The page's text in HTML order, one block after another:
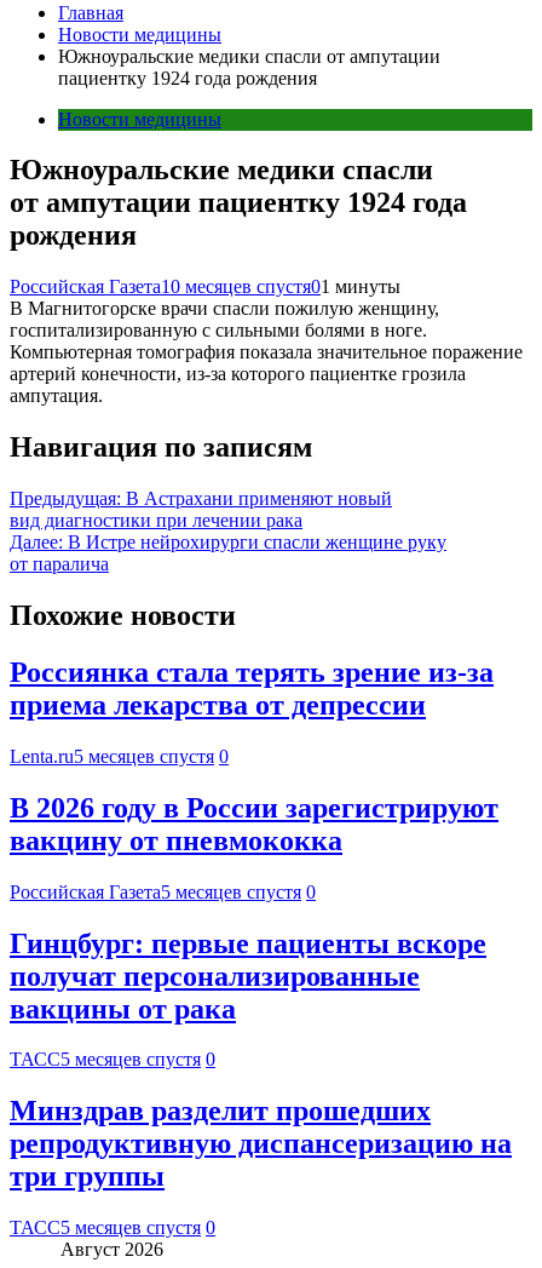
Главная
Новости медицины
Южноуральские медики спасли от ампутации
пациентку 1924 года рождения
Новости медицины
Южноуральские медики спасли
от ампутации пациентку 1924 года
рождения
Российская Газета10 месяцев спустя01 минуты
В Магнитогорске врачи спасли пожилую женщину,
госпитализированную с сильными болями в ноге.
Компьютерная томография показала значительное поражение
артерий конечности, из-за которого пациентке грозила
ампутация.
Навигация по записям
Предыдущая: В Астрахани применяют новый
вид диагностики при лечении рака
Далее: В Истре нейрохирурги спасли женщине руку
от паралича
Похожие новости
Россиянка стала терять зрение из-за
приема лекарства от депрессии
Lenta.ru5 месяцев спустя 0
В 2026 году в России зарегистрируют
вакцину от пневмококка
Российская Газета5 месяцев спустя 0
Гинцбург: первые пациенты вскоре
получат персонализированные
вакцины от рака
ТАСС5 месяцев спустя 0
Минздрав разделит прошедших
репродуктивную диспансеризацию на
три группы
ТАСС5 месяцев спустя 0
Август 2026